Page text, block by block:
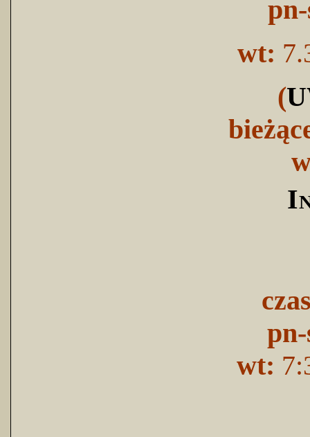
wt:
(
wt: